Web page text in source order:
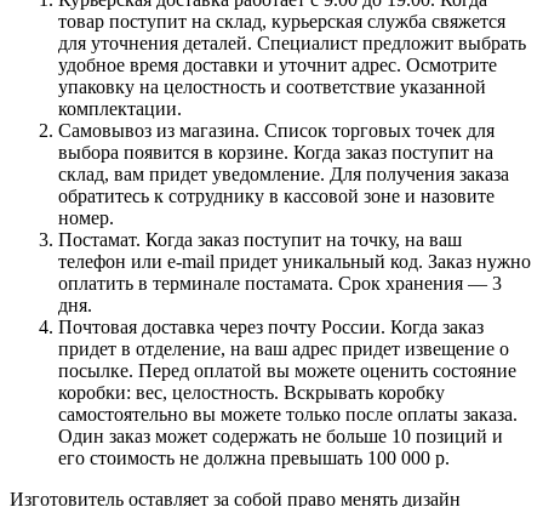
товар поступит на склад, курьерская служба свяжется
для уточнения деталей. Специалист предложит выбрать
удобное время доставки и уточнит адрес. Осмотрите
упаковку на целостность и соответствие указанной
комплектации.
Самовывоз из магазина. Список торговых точек для
выбора появится в корзине. Когда заказ поступит на
склад, вам придет уведомление. Для получения заказа
обратитесь к сотруднику в кассовой зоне и назовите
номер.
Постамат. Когда заказ поступит на точку, на ваш
телефон или e-mail придет уникальный код. Заказ нужно
оплатить в терминале постамата. Срок хранения — 3
дня.
Почтовая доставка через почту России. Когда заказ
придет в отделение, на ваш адрес придет извещение о
посылке. Перед оплатой вы можете оценить состояние
коробки: вес, целостность. Вскрывать коробку
самостоятельно вы можете только после оплаты заказа.
Один заказ может содержать не больше 10 позиций и
его стоимость не должна превышать 100 000 р.
Изготовитель оставляет за собой право менять дизайн